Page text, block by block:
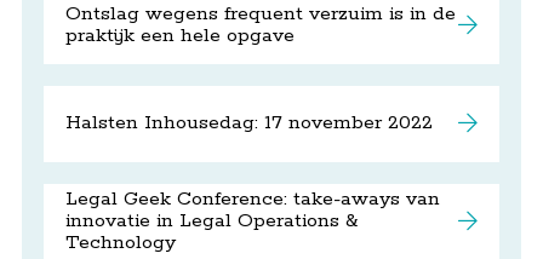
Ontslag wegens frequent verzuim is in de
praktijk een hele opgave
Halsten Inhousedag: 17 november 2022
Legal Geek Conference: take-aways van
innovatie in Legal Operations &
Technology